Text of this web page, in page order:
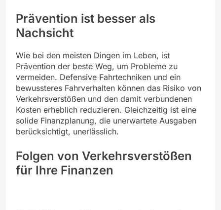
Prävention ist besser als
Nachsicht
Wie bei den meisten Dingen im Leben, ist
Prävention der beste Weg, um Probleme zu
vermeiden. Defensive Fahrtechniken und ein
bewussteres Fahrverhalten können das Risiko von
Verkehrsverstößen und den damit verbundenen
Kosten erheblich reduzieren. Gleichzeitig ist eine
solide Finanzplanung, die unerwartete Ausgaben
berücksichtigt, unerlässlich.
Folgen von Verkehrsverstößen
für Ihre Finanzen